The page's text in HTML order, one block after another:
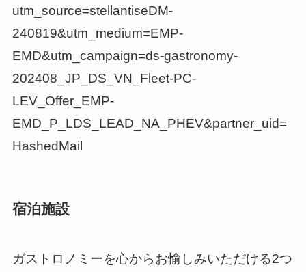
utm_source=stellantiseDM-
240819&utm_medium=EMP-
EMD&utm_campaign=ds-gastronomy-
202408_JP_DS_VN_Fleet-PC-
LEV_Offer_EMP-
EMD_P_LDS_LEAD_NA_PHEV&partner_uid=
HashedMail
宿泊施設
ガストロノミーを心からお愉しみいただける2つ